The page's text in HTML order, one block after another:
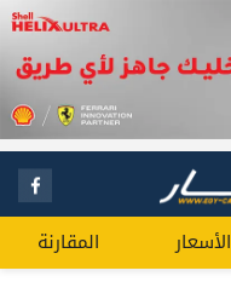
الأسعار المقارنة